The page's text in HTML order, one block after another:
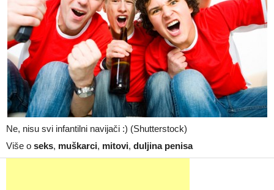
Ne, nisu svi infantilni navijači :) (Shutterstock)
Više o seks, muškarci, mitovi, duljina penisa